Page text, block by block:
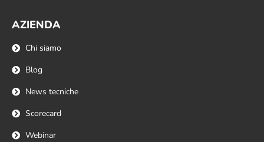
AZIENDA
Chi siamo
Blog
News tecniche
Scorecard
Webinar